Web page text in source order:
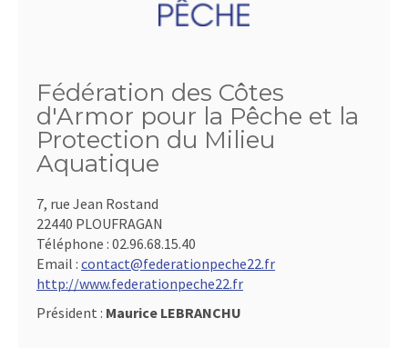
Fédération des Côtes
d'Armor pour la Pêche et la
Protection du Milieu
Aquatique
7, rue Jean Rostand
22440 PLOUFRAGAN
Téléphone : 02.96.68.15.40
Email : contact@federationpeche22.fr
http://www.federationpeche22.fr
Président : Maurice LEBRANCHU